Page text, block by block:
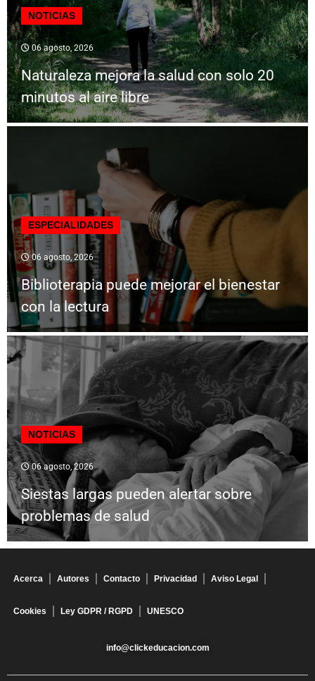
NOTICIAS
06 agosto, 2026
Naturaleza mejora la salud con solo 20
minutos al aire libre
ESPECIALIDADES
06 agosto, 2026
Biblioterapia puede mejorar el bienestar
con la lectura
NOTICIAS
06 agosto, 2026
Siestas largas pueden alertar sobre
problemas de salud
Acerca Autores Contacto Privacidad Aviso Legal
Cookies Ley GDPR / RGPD UNESCO
info@clickeducacion.com